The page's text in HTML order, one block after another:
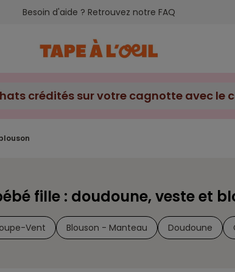
Besoin d'aide ? Retrouvez notre FAQ
fille : doudoune, veste et
Vent Blouson - Manteau Doudoune